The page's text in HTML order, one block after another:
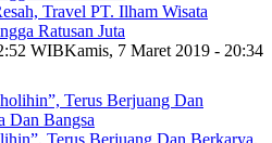
Travel PT. Ilham Wisata
Ratusan Juta
WIBKamis, 7 Maret 2019 - 20:34
Terus Berjuang Dan Berkarya,